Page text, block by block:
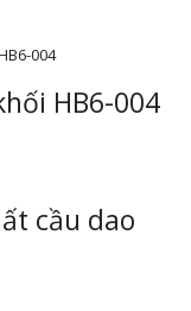
HB6-004
cầu dao